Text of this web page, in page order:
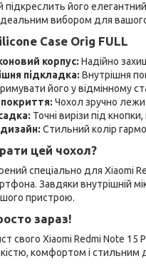
його
вибором для
Case Orig FULL
корпус: Надійно
підкладка: Внутрішня
його у відмінному
Чохол зручно
Точні вирізи під
Стильний колір
цей чохол?
спеціально для Xiaomi
Завдяки внутрішній
пристрою.
зараз!
свого Xiaomi Redmi Note
комфортом і стильним